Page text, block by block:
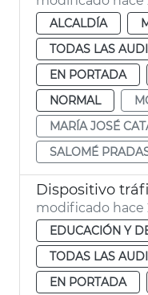
ALCALDÍA
TODAS LAS
EN PORTADA
NORMAL
MARÍA JOSÉ
SALOMÉ
Dispositivo
modificado hace
EDUCACIÓN Y
TODAS LAS
EN PORTADA